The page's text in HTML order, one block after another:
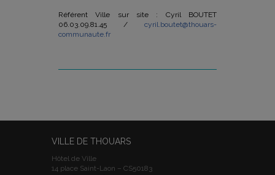
Référent Ville sur site : Cyril BOUTET
06.03.09.81.45 / cyril.boutet@thouars-
communaute.fr
VILLE DE THOUARS
Hôtel de Ville
14 place Saint-Laon – CS50183